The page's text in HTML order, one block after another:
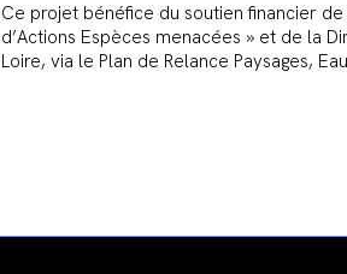
Ce projet bénéfice du soutien financier de
d’Actions Espèces menacées » et de la
Loire, via le Plan de Relance Paysages,